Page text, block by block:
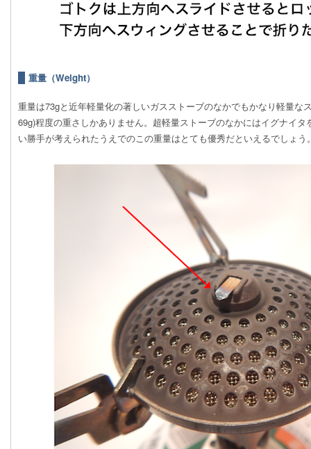
重量（Weight）
重量は73gと近年軽量化の著しいガスストーブのなかでもかなり軽量な
69g)程度の重さしかありません。超軽量ストーブのなかにはイグナイ
い勝手が考えられたうえでのこの重量はとても優秀だといえるでしょう